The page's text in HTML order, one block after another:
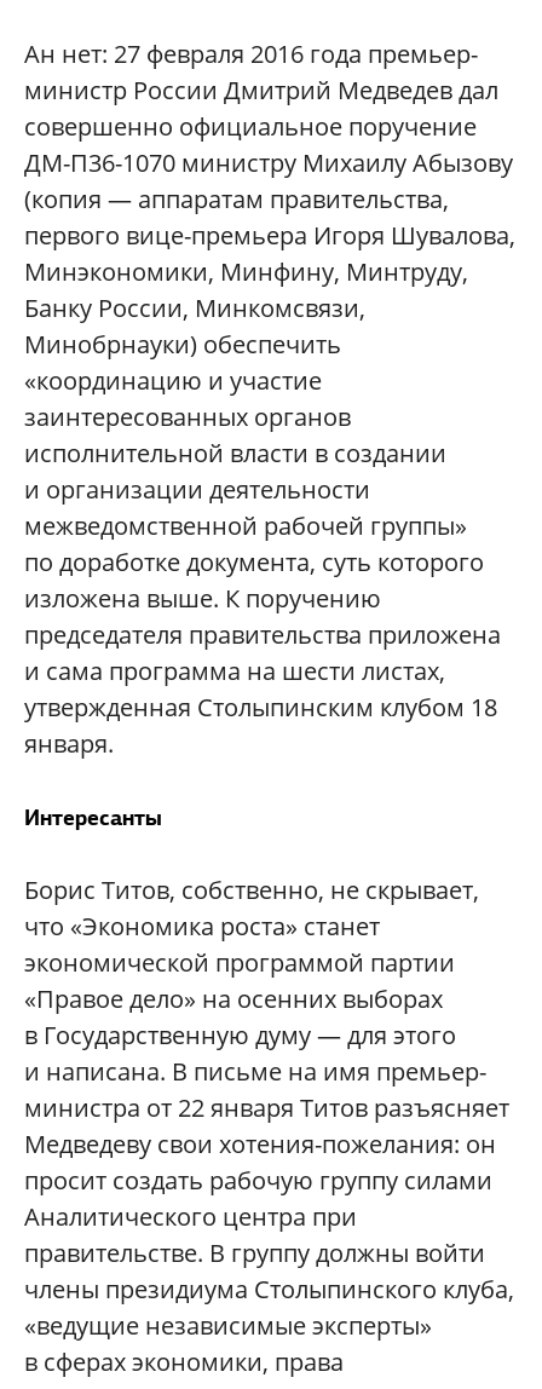
Ан нет: 27 февраля 2016 года премьер-
министр России Дмитрий Медведев дал
совершенно официальное поручение
ДМ-П36-1070 министру Михаилу Абызову
(копия — аппаратам правительства,
первого вице-премьера Игоря Шувалова,
Минэкономики, Минфину, Минтруду,
Банку России, Минкомсвязи,
Минобрнауки) обеспечить
«координацию и участие
заинтересованных органов
исполнительной власти в создании
и организации деятельности
межведомственной рабочей группы»
по доработке документа, суть которого
изложена выше. К поручению
председателя правительства приложена
и сама программа на шести листах,
утвержденная Столыпинским клубом 18
января.
Интересанты
Борис Титов, собственно, не скрывает,
что «Экономика роста» станет
экономической программой партии
«Правое дело» на осенних выборах
в Государственную думу — для этого
и написана. В письме на имя премьер-
министра от 22 января Титов разъясняет
Медведеву свои хотения-пожелания: он
просит создать рабочую группу силами
Аналитического центра при
правительстве. В группу должны войти
члены президиума Столыпинского клуба,
«ведущие независимые эксперты»
в сферах экономики, права